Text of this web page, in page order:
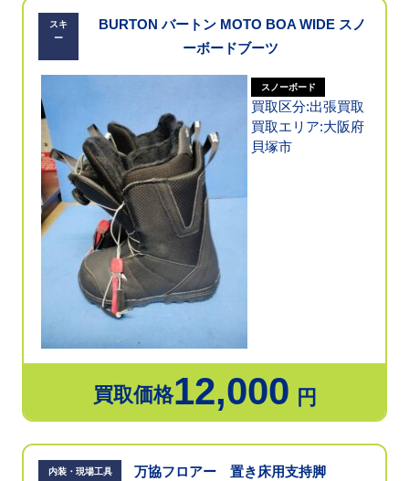
スキ
ー
BURTON バートン MOTO BOA WIDE スノ
ーボードブーツ
スノーボード
買取区分:出張買取
買取エリア:大阪府
貝塚市
買取価格12,000 円
内装・現場工具 万協フロアー 置き床用支持脚